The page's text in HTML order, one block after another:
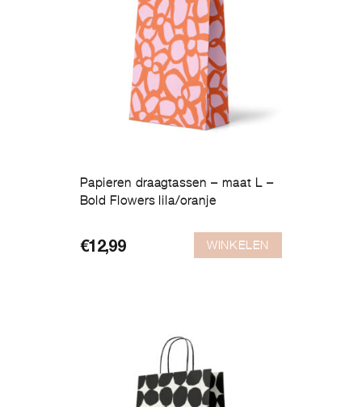
Papieren draagtassen – maat L –
Bold Flowers lila/oranje
€12,99 WINKELEN